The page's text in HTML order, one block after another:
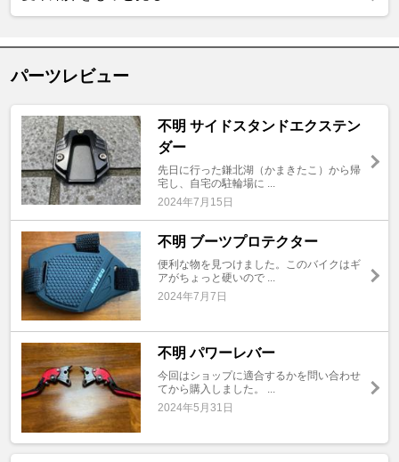
パーツレビュー
不明 サイドスタンドエクステン
ダー
先日に行った鎌北湖（かまきたこ）から帰
宅し、自宅の駐輪場に ...
2024年7月15日
不明 ブーツプロテクター
便利な物を見つけました。このバイクはギ
アがちょっと硬いので ...
2024年7月7日
不明 パワーレバー
今回はショップに適合するかを問い合わせ
てから購入しました。 ...
2024年5月31日